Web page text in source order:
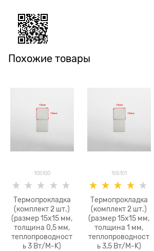
Похожие товары
105100
Термопрокладка
(комплект 2 шт.)
(размер 15x15 мм,
толщина 0,5 мм,
теплопроводност
ь 3 Вт/M-K)
105101
Термопрокладка
(комплект 2 шт.)
(размер 15x15 мм,
толщина 1 мм,
теплопроводност
ь 3,5 Вт/M-K)